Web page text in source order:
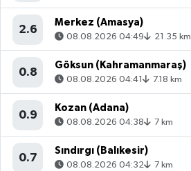
2.6
Merkez (Amasya)
08.08.2026 04:49 21.35 km
0.8
Göksun (Kahramanmaraş)
08.08.2026 04:41 7.18 km
0.9
Kozan (Adana)
08.08.2026 04:38 7 km
0.7
Sındırgı (Balıkesir)
08.08.2026 04:32 7 km